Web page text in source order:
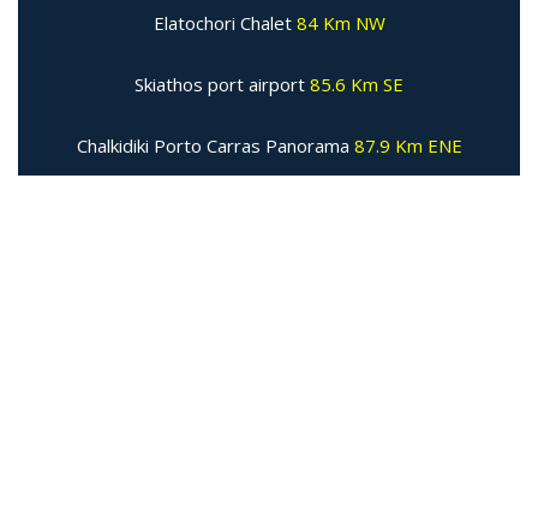
Elatochori Chalet 84 Km NW
Skiathos port airport 85.6 Km SE
Chalkidiki Porto Carras Panorama 87.9 Km ENE